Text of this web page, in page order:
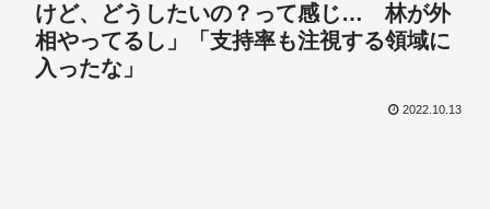
けど、どうしたいの？って感じ… 林が外
相やってるし」「支持率も注視する領域に
入ったな」
2022.10.13